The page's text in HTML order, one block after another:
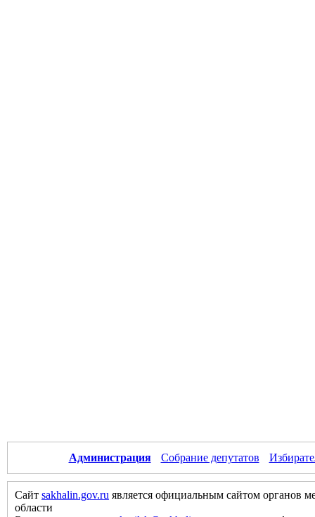
Администрация Собрание депутатов
Сайт sakhalin.gov.ru является официальным сайтом органов
области